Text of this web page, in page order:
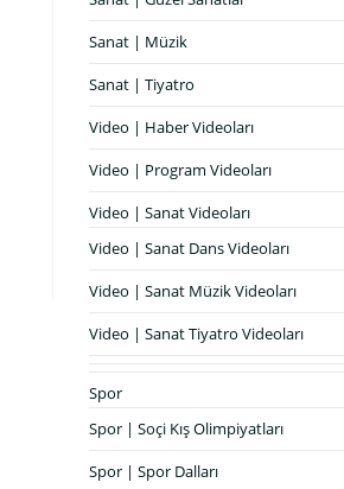
Sanat | Müzik
Sanat | Tiyatro
Video | Haber Videoları
Video | Program Videoları
Video | Sanat Videoları
Video | Sanat Dans Videoları
Video | Sanat Müzik Videoları
Video | Sanat Tiyatro Videoları
Spor
Spor | Soçi Kış Olimpiyatları
Spor | Spor Dalları